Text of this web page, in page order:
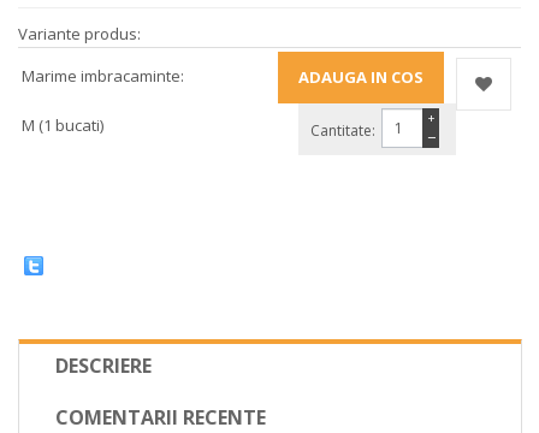
Variante produs:
Marime imbracaminte:
M (1 bucati) Cantitate: −
+
DESCRIERE
COMENTARII RECENTE